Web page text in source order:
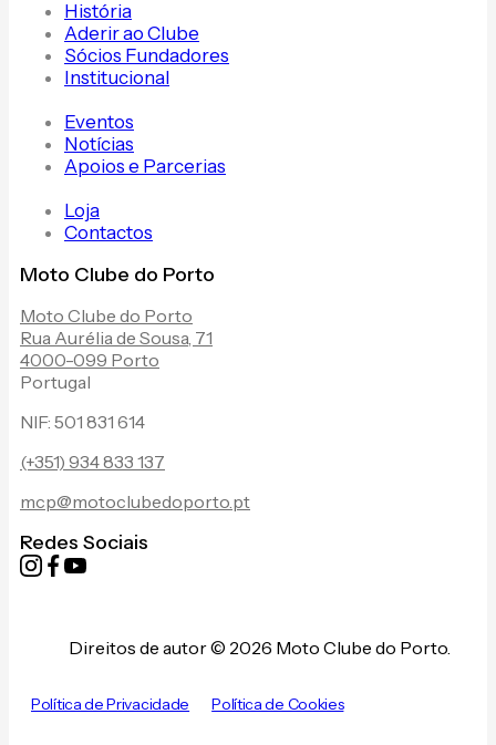
História
Aderir ao Clube
Sócios Fundadores
Institucional
Eventos
Notícias
Apoios e Parcerias
Loja
Contactos
Moto Clube do Porto
Moto Clube do Porto
Rua Aurélia de Sousa, 71
4000-099 Porto
Portugal
NIF: 501 831 614
(+351) 934 833 137
mcp@motoclubedoporto.pt
Redes Sociais
Direitos de autor © 2026 Moto Clube do Porto.
Política de Privacidade Política de Cookies